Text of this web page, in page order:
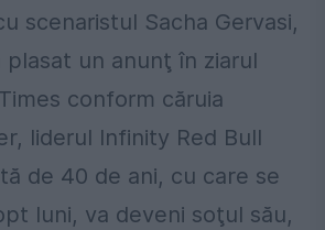
scenaristul Sacha Gervasi,
plasat un anunţ în ziarul
conform căruia
liderul Infinity Red Bull
de 40 de ani, cu care se
luni, va deveni soţul său,